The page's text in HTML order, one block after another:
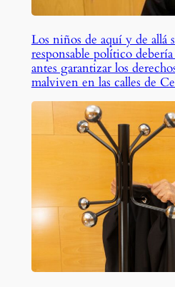
Los niños de aquí y de
responsable político
antes garantizar los
malviven en las calles de